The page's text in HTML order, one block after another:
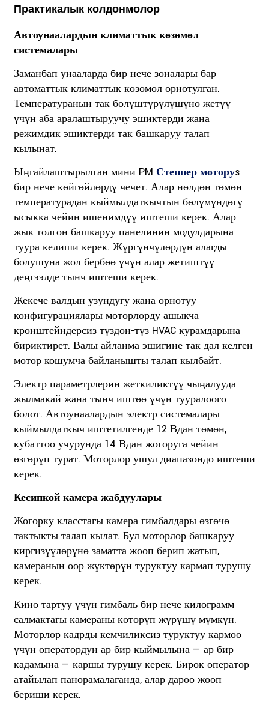
Практикалык колдонмолор
Автоунаалардын климаттык көзөмөл
системалары
Заманбап унааларда бир нече зоналары бар
автоматтык климаттык көзөмөл орнотулган.
Температуранын так бөлүштүрүлүшүнө жетүү
үчүн аба аралаштыруучу эшиктерди жана
режимдик эшиктерди так башкаруу талап
кылынат.
Ыңгайлаштырылган мини PM Степпер моторуs
бир нече көйгөйлөрдү чечет. Алар нөлдөн төмөн
температурадан кыймылдаткычтын бөлүмүндөгү
ысыкка чейин ишенимдүү иштеши керек. Алар
жык толгон башкаруу панелинин модулдарына
туура келиши керек. Жүргүнчүлөрдүн алагды
болушуна жол бербөө үчүн алар жетиштүү
деңгээлде тынч иштеши керек.
Жекече валдын узундугу жана орнотуу
конфигурациялары моторлорду ашыкча
кронштейндерсиз түздөн-түз HVAC курамдарына
бириктирет. Валы айланма эшигине так дал келген
мотор кошумча байланышты талап кылбайт.
Электр параметрлерин жеткиликтүү чыңалууда
жылмакай жана тынч иштөө үчүн тууралоого
болот. Автоунаалардын электр системалары
кыймылдаткыч иштетилгенде 12 Вдан төмөн,
кубаттоо учурунда 14 Вдан жогоруга чейин
өзгөрүп турат. Моторлор ушул диапазондо иштеши
керек.
Кесипкөй камера жабдуулары
Жогорку класстагы камера гимбалдары өзгөчө
тактыкты талап кылат. Бул моторлор башкаруу
киргизүүлөрүнө заматта жооп берип жатып,
камеранын оор жүктөрүн туруктуу кармап турушу
керек.
Кино тартуу үчүн гимбаль бир нече килограмм
салмактагы камераны көтөрүп жүрүшү мүмкүн.
Моторлор кадрды кемчиликсиз туруктуу кармоо
үчүн оператордун ар бир кыймылына — ар бир
кадамына — каршы турушу керек. Бирок оператор
атайылап панорамалаганда, алар дароо жооп
бериши керек.